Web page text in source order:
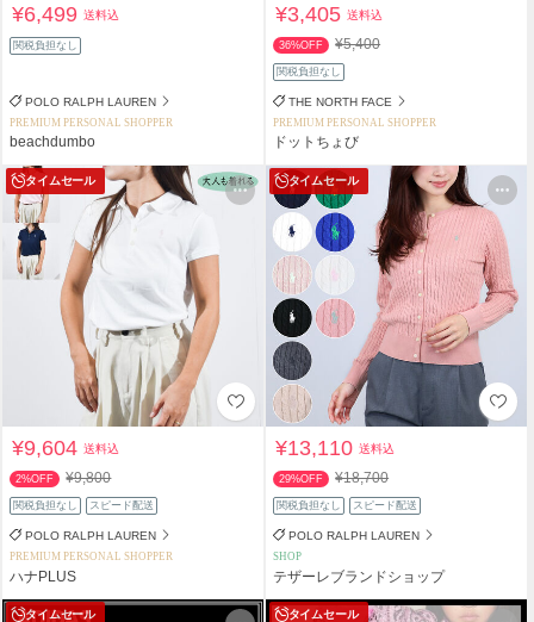
¥6,499送料込
関税負担なし
POLO RALPH LAUREN
PREMIUM PERSONAL SHOPPER
beachdumbo
¥3,405送料込
36%OFF ¥5,400
関税負担なし
THE NORTH FACE
PREMIUM PERSONAL SHOPPER
ドットちょび
タイムセール
¥9,604送料込
2%OFF ¥9,800
関税負担なし スピード配送
POLO RALPH LAUREN
PREMIUM PERSONAL SHOPPER
ハナPLUS
タイムセール
¥13,110送料込
29%OFF ¥18,700
関税負担なし スピード配送
POLO RALPH LAUREN
SHOP
テザーレブランドショップ
タイムセール タイムセール